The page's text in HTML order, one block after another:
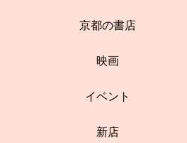
京都の書店
映画
イベント
新店